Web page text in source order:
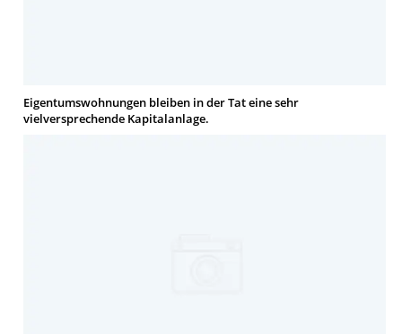
Eigentumswohnungen bleiben in der Tat eine sehr
vielversprechende Kapitalanlage.